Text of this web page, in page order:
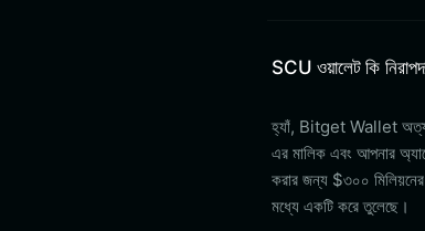
SCU ওয়ালেট কি
হ্যাঁ, Bitget Wallet
এর মালিক এবং আপনার
করার জন্য $৩০০ মিলিয়নের
মধ্যে একটি করে তুলেছে।